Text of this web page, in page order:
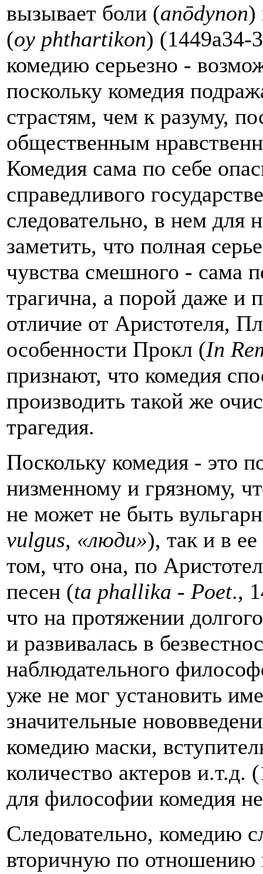
вызывает боли (anōdynon)
(oy phthartikon) (1449a34-
комедию серьезно -
поскольку комедия
страстям, чем к разуму,
общественным
Комедия сама по себе
справедливого
следовательно, в нем для
заметить, что полная
чувства смешного - сама
трагична, а порой даже и
отличие от Аристотеля,
особенности Прокл (In
признают, что комедия
производить такой же
трагедия.
Поскольку комедия - это
низменному и грязному,
не может не быть
vulgus, «люди»), так и в
том, что она, по
песен (ta phallika - Poet.,
что на протяжении
и развивалась в
наблюдательного
уже не мог установить
значительные
комедию маски,
количество актеров
для философии комедия
Следовательно, комедию
вторичную по отношению